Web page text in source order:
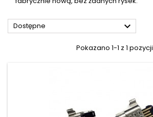
Dostępne 
Pokazano 1-1 z 1 pozycji